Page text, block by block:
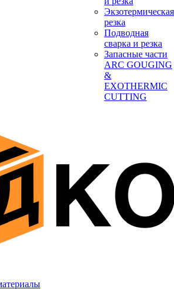
Экзотермическая
резка
Подводная
сварка и резка
Запасные части
ARC GOUGING
&
EXOTHERMIC
CUTTING